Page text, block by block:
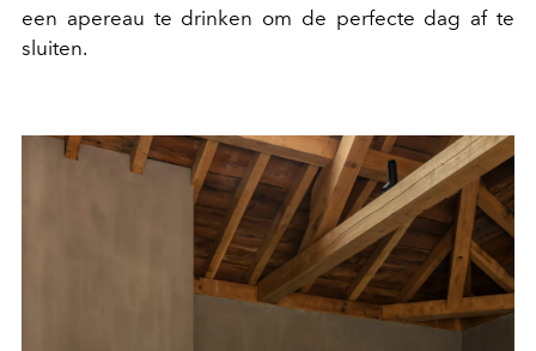
een apereau te drinken om de perfecte dag af te
sluiten.